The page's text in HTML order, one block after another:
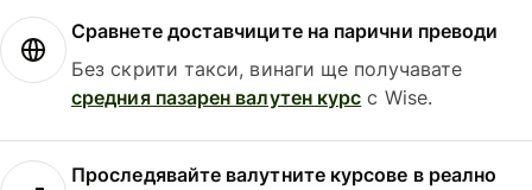
Сравнете доставчиците на парични преводи
Без скрити такси, винаги ще получавате
средния пазарен валутен курс с Wise.
Проследявайте валутните курсове в реално